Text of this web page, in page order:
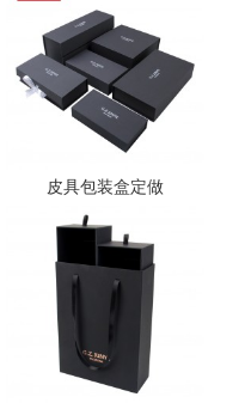
皮具包装盒定做